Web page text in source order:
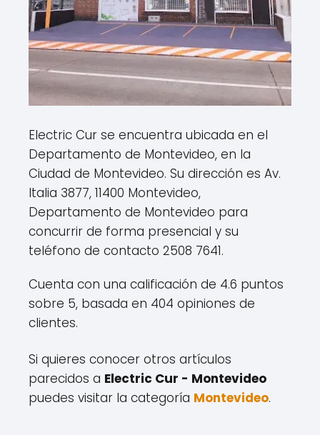
Electric Cur se encuentra ubicada en el
Departamento de Montevideo, en la
Ciudad de Montevideo. Su dirección es Av.
Italia 3877, 11400 Montevideo,
Departamento de Montevideo para
concurrir de forma presencial y su
teléfono de contacto 2508 7641.
Cuenta con una calificación de 4.6 puntos
sobre 5, basada en 404 opiniones de
clientes.
Si quieres conocer otros artículos
parecidos a Electric Cur - Montevideo
puedes visitar la categoría Montevideo.